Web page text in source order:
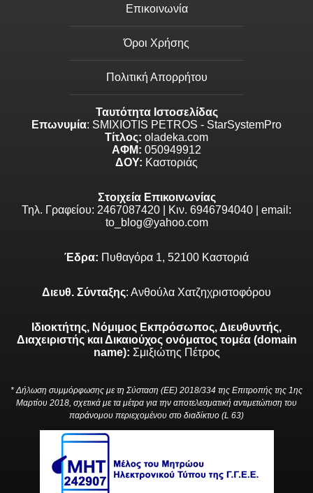
Επικοινωνία
Όροι Χρήσης
Πολιτική Απορρήτου
Ταυτότητα Ιστοσελίδας
Επωνυμία: SMIXIOTIS PETROS - StarSystemPro
Τίτλος: oladeka.com
ΑΦΜ: 050949912
ΔΟΥ: Καστοριάς
Στοιχεία Επικοινωνίας
Τηλ. Γραφείου: 2467087420 | Κιν. 6946794040 | email:
to_blog@yahoo.com
Έδρα: Πυθαγόρα 1, 52100 Καστοριά
Διευθ. Σύνταξης: Ανθούλα Χατζηχριστοφόρου
Ιδιοκτήτης, Νόμιμος Εκπρόσωπος, Διευθυντής,
Διαχειριστής και Δικαιούχος ονόματος τομέα (domain
name): Σμιξιώτης Πέτρος
* Δήλωση συμμόρφωσης με τη Σύσταση (ΕΕ) 2018/334 της Επιτροπής της 1ης
Μαρτίου 2018, σχετικά με τα μέτρα για την αποτελεσματική αντιμετώπιση του
παράνομου περιεχομένου στο διαδίκτυο (L 63)